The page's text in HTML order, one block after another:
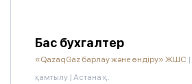
Бас бухгалтер
«QazaqGaz барлау және өндіру» ЖШС |
қамтылу | Астана қ.